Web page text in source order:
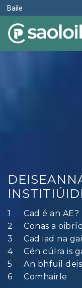
Baile
Cad é an AE?
Conas a
Cad iad na
Cén cúlra is
An bhfuil
Comhairle